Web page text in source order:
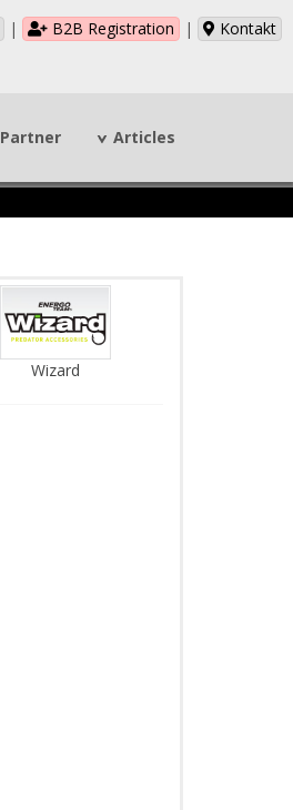
| B2B Registration | Kontakt
Partner Articles
Wizard